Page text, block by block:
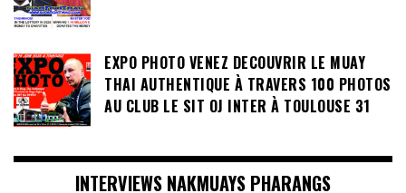
EXPO PHOTO VENEZ DECOUVRIR LE MUAY
THAI AUTHENTIQUE À TRAVERS 100 PHOTOS
AU CLUB LE SIT OJ INTER À TOULOUSE 31
INTERVIEWS NAKMUAYS PHARANGS